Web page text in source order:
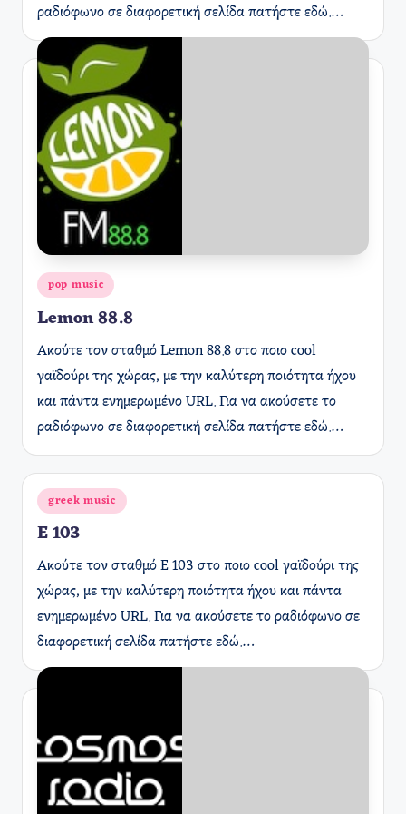
ραδιόφωνο σε διαφορετική σελίδα πατήστε εδώ.…
Αναρτήθηκε
pop music
Lemon 88.8
Ακούτε τον σταθμό Lemon 88.8 στο ποιο cool
γαϊδούρι της χώρας, με την καλύτερη ποιότητα ήχου
και πάντα ενημερωμένο URL. Για να ακούσετε το
ραδιόφωνο σε διαφορετική σελίδα πατήστε εδώ.…
Αναρτήθηκε
σε
greek music
E 103
Ακούτε τον σταθμό E 103 στο ποιο cool γαϊδούρι της
χώρας, με την καλύτερη ποιότητα ήχου και πάντα
ενημερωμένο URL. Για να ακούσετε το ραδιόφωνο σε
διαφορετική σελίδα πατήστε εδώ.…